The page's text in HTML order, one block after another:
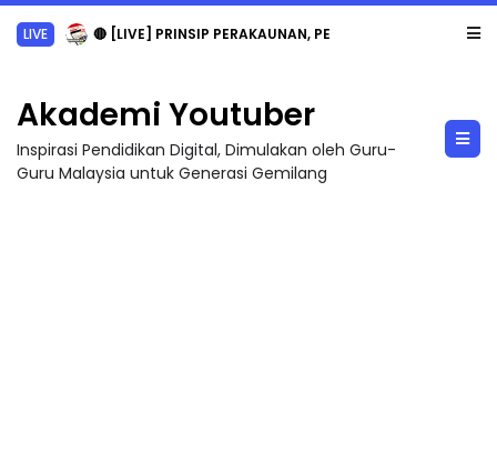
LIVE 🔴 [LIVE] PRINSIP PERAKAUNAN, PECUT SKOR SOALAN 1 TRIAL OLEH CIKGU WAN...
Akademi Youtuber
Inspirasi Pendidikan Digital, Dimulakan oleh Guru-
Guru Malaysia untuk Generasi Gemilang